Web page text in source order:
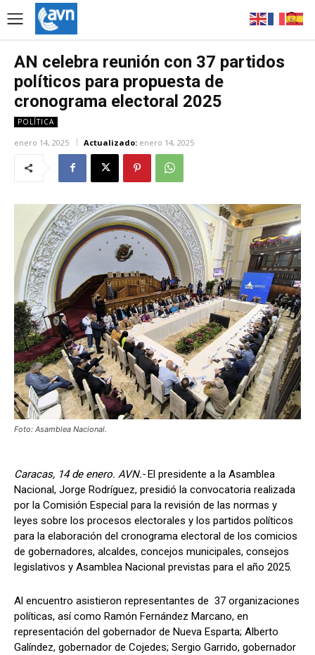
AN celebra reunión con 37 partidos
políticos para propuesta de
cronograma electoral 2025
POLÍTICA
enero 14, 2025 Actualizado: enero 14, 2025
Foto: Asamblea Nacional.
Caracas, 14 de enero. AVN.-El presidente a la Asamblea
Nacional, Jorge Rodríguez, presidió la convocatoria realizada
por la Comisión Especial para la revisión de las normas y
leyes sobre los procesos electorales y los partidos políticos
para la elaboración del cronograma electoral de los comicios
de gobernadores, alcaldes, concejos municipales, consejos
legislativos y Asamblea Nacional previstas para el año 2025.
Al encuentro asistieron representantes de 37 organizaciones
políticas, así como Ramón Fernández Marcano, en
representación del gobernador de Nueva Esparta; Alberto
Galíndez, gobernador de Cojedes; Sergio Garrido, gobernador